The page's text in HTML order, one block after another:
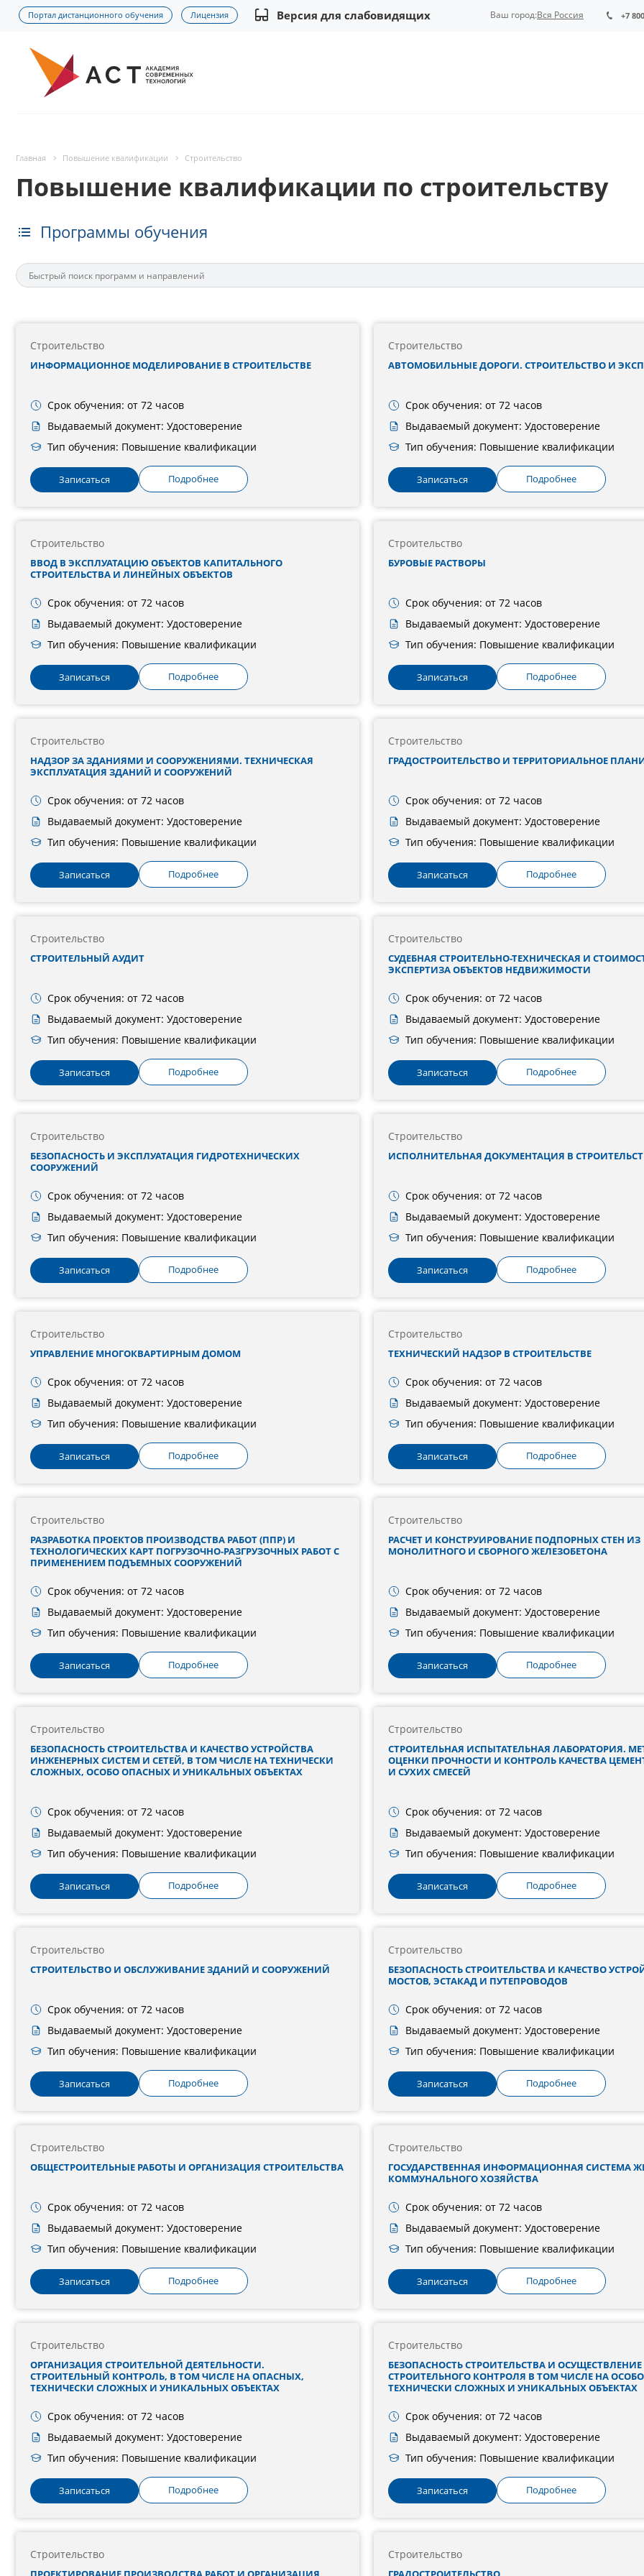
Портал дистанционного обучения Лицензия Версия для слабовидящих +7
Ваш город:Вся Россия
Главная Повышение квалификации Строительство
Повышение квалификации по строительству
Программы обучения
Строительство
ИНФОРМАЦИОННОЕ МОДЕЛИРОВАНИЕ В СТРОИТЕЛЬСТВЕ
Срок обучения: от 72 часов
Выдаваемый документ: Удостоверение
Тип обучения: Повышение квалификации
Записаться Подробнее
Строительство
АВТОМОБИЛЬНЫЕ ДОРОГИ. СТРОИТЕЛЬСТВО И
Срок обучения: от 72 часов
Выдаваемый документ: Удостоверение
Тип обучения: Повышение квалификации
Записаться Подробнее
Строительство
ВВОД В ЭКСПЛУАТАЦИЮ ОБЪЕКТОВ КАПИТАЛЬНОГО
СТРОИТЕЛЬСТВА И ЛИНЕЙНЫХ ОБЪЕКТОВ
Срок обучения: от 72 часов
Выдаваемый документ: Удостоверение
Тип обучения: Повышение квалификации
Записаться Подробнее
Строительство
БУРОВЫЕ РАСТВОРЫ
Срок обучения: от 72 часов
Выдаваемый документ: Удостоверение
Тип обучения: Повышение квалификации
Записаться Подробнее
Строительство
НАДЗОР ЗА ЗДАНИЯМИ И СООРУЖЕНИЯМИ. ТЕХНИЧЕСКАЯ
ЭКСПЛУАТАЦИЯ ЗДАНИЙ И СООРУЖЕНИЙ
Срок обучения: от 72 часов
Выдаваемый документ: Удостоверение
Тип обучения: Повышение квалификации
Записаться Подробнее
Строительство
ГРАДОСТРОИТЕЛЬСТВО И ТЕРРИТОРИАЛЬНОЕ
Срок обучения: от 72 часов
Выдаваемый документ: Удостоверение
Тип обучения: Повышение квалификации
Записаться Подробнее
Строительство
СТРОИТЕЛЬНЫЙ АУДИТ
Срок обучения: от 72 часов
Выдаваемый документ: Удостоверение
Тип обучения: Повышение квалификации
Записаться Подробнее
Строительство
СУДЕБНАЯ СТРОИТЕЛЬНО-ТЕХНИЧЕСКАЯ И
ЭКСПЕРТИЗА ОБЪЕКТОВ НЕДВИЖИМОСТИ
Срок обучения: от 72 часов
Выдаваемый документ: Удостоверение
Тип обучения: Повышение квалификации
Записаться Подробнее
Строительство
БЕЗОПАСНОСТЬ И ЭКСПЛУАТАЦИЯ ГИДРОТЕХНИЧЕСКИХ
СООРУЖЕНИЙ
Срок обучения: от 72 часов
Выдаваемый документ: Удостоверение
Тип обучения: Повышение квалификации
Записаться Подробнее
Строительство
ИСПОЛНИТЕЛЬНАЯ ДОКУМЕНТАЦИЯ В
Срок обучения: от 72 часов
Выдаваемый документ: Удостоверение
Тип обучения: Повышение квалификации
Записаться Подробнее
Строительство
УПРАВЛЕНИЕ МНОГОКВАРТИРНЫМ ДОМОМ
Срок обучения: от 72 часов
Выдаваемый документ: Удостоверение
Тип обучения: Повышение квалификации
Записаться Подробнее
Строительство
ТЕХНИЧЕСКИЙ НАДЗОР В СТРОИТЕЛЬСТВЕ
Срок обучения: от 72 часов
Выдаваемый документ: Удостоверение
Тип обучения: Повышение квалификации
Записаться Подробнее
Строительство
РАЗРАБОТКА ПРОЕКТОВ ПРОИЗВОДСТВА РАБОТ (ППР) И
ТЕХНОЛОГИЧЕСКИХ КАРТ ПОГРУЗОЧНО-РАЗГРУЗОЧНЫХ РАБОТ С
ПРИМЕНЕНИЕМ ПОДЪЕМНЫХ СООРУЖЕНИЙ
Срок обучения: от 72 часов
Выдаваемый документ: Удостоверение
Тип обучения: Повышение квалификации
Записаться Подробнее
Строительство
РАСЧЕТ И КОНСТРУИРОВАНИЕ ПОДПОРНЫХ СТЕН ИЗ
МОНОЛИТНОГО И СБОРНОГО ЖЕЛЕЗОБЕТОНА
Срок обучения: от 72 часов
Выдаваемый документ: Удостоверение
Тип обучения: Повышение квалификации
Записаться Подробнее
Строительство
БЕЗОПАСНОСТЬ СТРОИТЕЛЬСТВА И КАЧЕСТВО УСТРОЙСТВА
ИНЖЕНЕРНЫХ СИСТЕМ И СЕТЕЙ, В ТОМ ЧИСЛЕ НА ТЕХНИЧЕСКИ
СЛОЖНЫХ, ОСОБО ОПАСНЫХ И УНИКАЛЬНЫХ ОБЪЕКТАХ
Срок обучения: от 72 часов
Выдаваемый документ: Удостоверение
Тип обучения: Повышение квалификации
Записаться Подробнее
Строительство
СТРОИТЕЛЬНАЯ ИСПЫТАТЕЛЬНАЯ ЛАБОРАТОРИЯ.
ОЦЕНКИ ПРОЧНОСТИ И КОНТРОЛЬ КАЧЕСТВА
И СУХИХ СМЕСЕЙ
Срок обучения: от 72 часов
Выдаваемый документ: Удостоверение
Тип обучения: Повышение квалификации
Записаться Подробнее
Строительство
СТРОИТЕЛЬСТВО И ОБСЛУЖИВАНИЕ ЗДАНИЙ И СООРУЖЕНИЙ
Срок обучения: от 72 часов
Выдаваемый документ: Удостоверение
Тип обучения: Повышение квалификации
Записаться Подробнее
Строительство
БЕЗОПАСНОСТЬ СТРОИТЕЛЬСТВА И КАЧЕСТВО
МОСТОВ, ЭСТАКАД И ПУТЕПРОВОДОВ
Срок обучения: от 72 часов
Выдаваемый документ: Удостоверение
Тип обучения: Повышение квалификации
Записаться Подробнее
Строительство
ОБЩЕСТРОИТЕЛЬНЫЕ РАБОТЫ И ОРГАНИЗАЦИЯ СТРОИТЕЛЬСТВА
Срок обучения: от 72 часов
Выдаваемый документ: Удостоверение
Тип обучения: Повышение квалификации
Записаться Подробнее
Строительство
ГОСУДАРСТВЕННАЯ ИНФОРМАЦИОННАЯ СИСТЕМА
КОММУНАЛЬНОГО ХОЗЯЙСТВА
Срок обучения: от 72 часов
Выдаваемый документ: Удостоверение
Тип обучения: Повышение квалификации
Записаться Подробнее
Строительство
ОРГАНИЗАЦИЯ СТРОИТЕЛЬНОЙ ДЕЯТЕЛЬНОСТИ.
СТРОИТЕЛЬНЫЙ КОНТРОЛЬ, В ТОМ ЧИСЛЕ НА ОПАСНЫХ,
ТЕХНИЧЕСКИ СЛОЖНЫХ И УНИКАЛЬНЫХ ОБЪЕКТАХ
Срок обучения: от 72 часов
Выдаваемый документ: Удостоверение
Тип обучения: Повышение квалификации
Записаться Подробнее
Строительство
БЕЗОПАСНОСТЬ СТРОИТЕЛЬСТВА И ОСУЩЕСТВЛЕНИЕ
СТРОИТЕЛЬНОГО КОНТРОЛЯ В ТОМ ЧИСЛЕ НА
ТЕХНИЧЕСКИ СЛОЖНЫХ И УНИКАЛЬНЫХ ОБЪЕКТАХ
Срок обучения: от 72 часов
Выдаваемый документ: Удостоверение
Тип обучения: Повышение квалификации
Записаться Подробнее
Строительство Строительство